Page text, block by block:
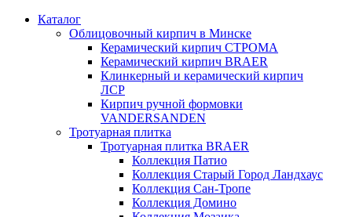
Каталог
Облицовочный кирпич в Минске
Керамический кирпич СТРОМА
Керамический кирпич BRAER
Клинкерный и керамический кирпич
ЛСР
Кирпич ручной формовки
VANDERSANDEN
Тротуарная плитка
Тротуарная плитка BRAER
Коллекция Патио
Коллекция Старый Город Ландхаус
Коллекция Сан-Тропе
Коллекция Домино